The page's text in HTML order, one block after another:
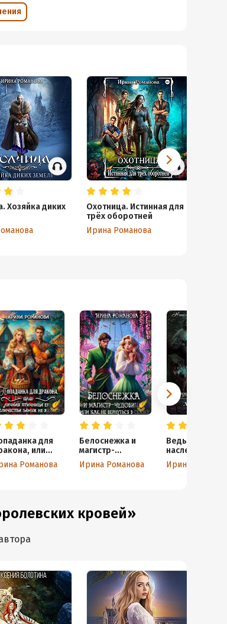
для
или
птичница
Величества
Романова
Белоснежка и
магистр-
чудовище, или
Как не вернуться
Ирина Романова
Ведьма в
наследство.
Дикая стая
Ирина Романова
Хозяйка диких
Охотница. Истинная для
трёх оборотней
Ирина Романова
кровей»